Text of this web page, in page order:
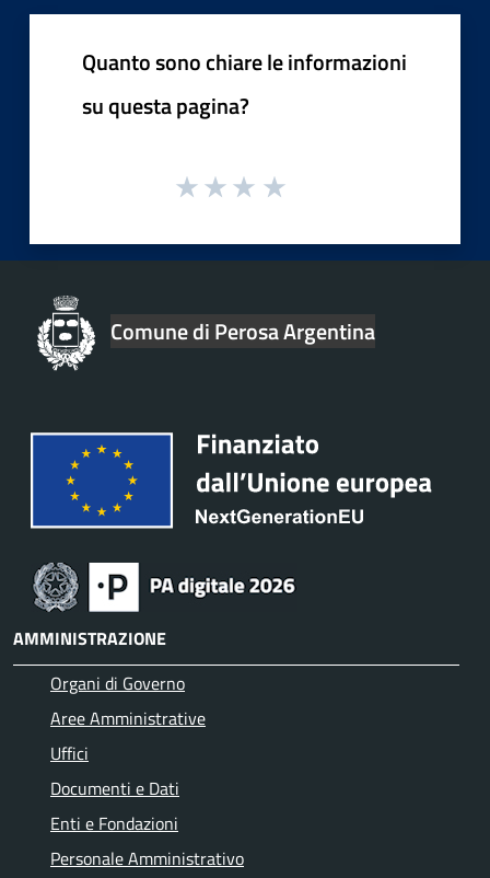
Quanto sono chiare le informazioni
su questa pagina?
Comune di Perosa Argentina
AMMINISTRAZIONE
Organi di Governo
Aree Amministrative
Uffici
Documenti e Dati
Enti e Fondazioni
Personale Amministrativo